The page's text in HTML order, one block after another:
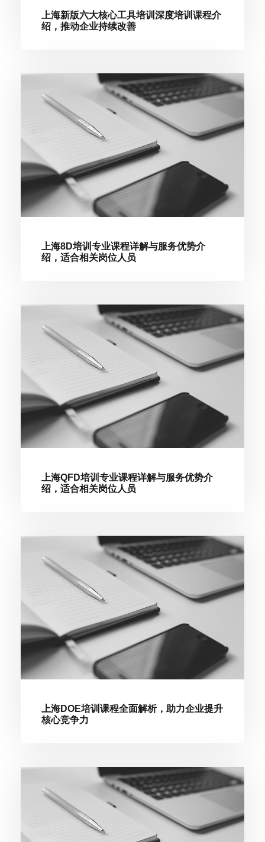
上海新版六大核心工具培训深度培训课程介
绍，推动企业持续改善
上海8D培训专业课程详解与服务优势介
绍，适合相关岗位人员
上海QFD培训专业课程详解与服务优势介
绍，适合相关岗位人员
上海DOE培训课程全面解析，助力企业提升
核心竞争力